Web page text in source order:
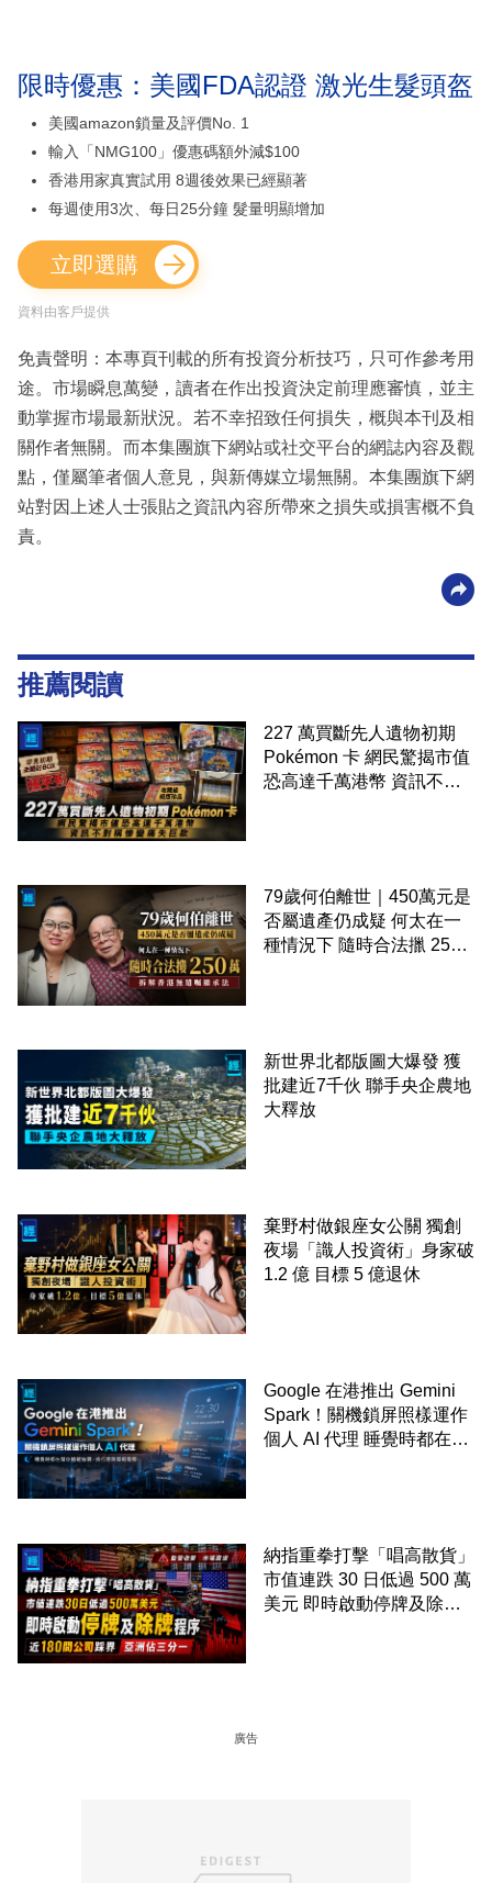
限時優惠：美國FDA認證 激光生髮頭盔
美國amazon鎖量及評價No. 1
輸入「NMG100」優惠碼額外減$100
香港用家真實試用 8週後效果已經顯著
每週使用3次、每日25分鐘 髮量明顯增加
立即選購
資料由客戶提供
免責聲明：本專頁刊載的所有投資分析技巧，只可作參考用
途。市場瞬息萬變，讀者在作出投資決定前理應審慎，並主
動掌握市場最新狀況。若不幸招致任何損失，概與本刊及相
關作者無關。而本集團旗下網站或社交平台的網誌內容及觀
點，僅屬筆者個人意見，與新傳媒立場無關。本集團旗下網
站對因上述人士張貼之資訊內容所帶來之損失或損害概不負
責。
推薦閱讀
227 萬買斷先人遺物初期
Pokémon 卡 網民驚揭市值
恐高達千萬港幣 資訊不對
79歲何伯離世｜450萬元是
否屬遺產仍成疑 何太在一
種情況下 隨時合法擸 250
新世界北都版圖大爆發 獲
批建近7千伙 聯手央企農地
大釋放
棄野村做銀座女公關 獨創
夜場「識人投資術」身家破
1.2 億 目標 5 億退休
Google 在港推出 Gemini
Spark！關機鎖屏照樣運作
個人 AI 代理 睡覺時都在幫
納指重拳打擊「唱高散貨」
市值連跌 30 日低過 500 萬
美元 即時啟動停牌及除牌
廣告